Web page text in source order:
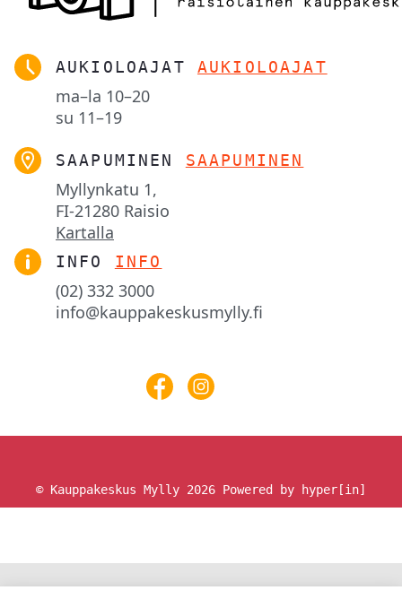
AUKIOLOAJAT AUKIOLOAJAT
ma–la 10–20
su 11–19
SAAPUMINEN SAAPUMINEN
Myllynkatu 1,
FI-21280 Raisio
Kartalla
INFO INFO
(02) 332 3000
info@kauppakeskusmylly.fi
© Kauppakeskus Mylly 2026 Powered by hyper[in]